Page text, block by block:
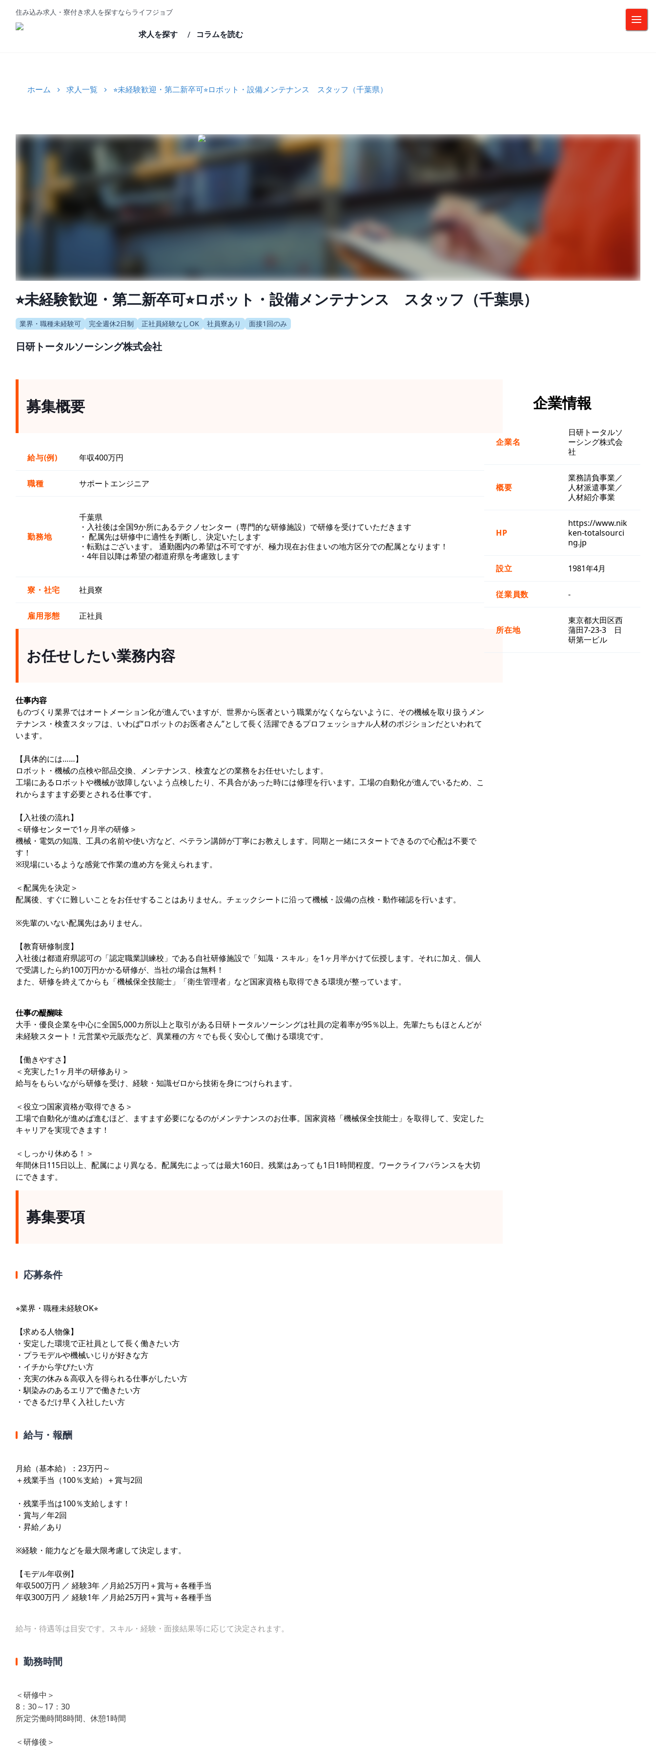
住み込み求人・寮付き求人を探すならライフジョブ
求人を探す / コラムを読む
ホーム 求人一覧 ⭐︎未経験歓迎・第二新卒可⭐︎ロボット・設備メンテナンス スタッフ（千葉県）
⭐︎未経験歓迎・第二新卒可⭐︎ロボット・設備メンテナンス スタッフ（千葉県）
業界・職種未経験可 完全週休2日制 正社員経験なしOK 社員寮あり 面接1回のみ
日研トータルソーシング株式会社
募集概要
給与(例) 年収400万円
職種 サポートエンジニア
勤務地
千葉県
・入社後は全国9か所にあるテクノセンター（専門的な研修施設）で研修を受けていただきます
・ 配属先は研修中に適性を判断し、決定いたします
・転勤はございます。 通勤圏内の希望は不可ですが、極力現在お住まいの地方区分での配属となります！
・4年目以降は希望の都道府県を考慮致します
寮・社宅 社員寮
雇用形態 正社員
お任せしたい業務内容
仕事内容
ものづくり業界ではオートメーション化が進んでいますが、世界から医者という職業がなくならないように、その機械を取り扱うメン
テナンス・検査スタッフは、いわば“ロボットのお医者さん”として長く活躍できるプロフェッショナル人材のポジションだといわれて
います。
【具体的には……】
ロボット・機械の点検や部品交換、メンテナンス、検査などの業務をお任せいたします。
工場にあるロボットや機械が故障しないよう点検したり、不具合があった時には修理を行います。工場の自動化が進んでいるため、こ
れからますます必要とされる仕事です。
【入社後の流れ】
＜研修センターで1ヶ月半の研修＞
機械・電気の知識、工具の名前や使い方など、ベテラン講師が丁寧にお教えします。同期と一緒にスタートできるので心配は不要で
す！
※現場にいるような感覚で作業の進め方を覚えられます。
＜配属先を決定＞
配属後、すぐに難しいことをお任せすることはありません。チェックシートに沿って機械・設備の点検・動作確認を行います。
※先輩のいない配属先はありません。
【教育研修制度】
入社後は都道府県認可の「認定職業訓練校」である自社研修施設で「知識・スキル」を1ヶ月半かけて伝授します。それに加え、個人
で受講したら約100万円かかる研修が、当社の場合は無料！
また、研修を終えてからも「機械保全技能士」「衛生管理者」など国家資格も取得できる環境が整っています。
仕事の醍醐味
大手・優良企業を中心に全国5,000カ所以上と取引がある日研トータルソーシングは社員の定着率が95％以上。先輩たちもほとんどが
未経験スタート！元営業や元販売など、異業種の方々でも長く安心して働ける環境です。
【働きやすさ】
＜充実した1ヶ月半の研修あり＞
給与をもらいながら研修を受け、経験・知識ゼロから技術を身につけられます。
＜役立つ国家資格が取得できる＞
工場で自動化が進めば進むほど、ますます必要になるのがメンテナンスのお仕事。国家資格「機械保全技能士」を取得して、安定した
キャリアを実現できます！
＜しっかり休める！＞
年間休日115日以上、配属により異なる。配属先によっては最大160日。残業はあっても1日1時間程度。ワークライフバランスを大切
にできます。
募集要項
応募条件
⭐︎業界・職種未経験OK⭐︎
【求める人物像】
・安定した環境で正社員として長く働きたい方
・プラモデルや機械いじりが好きな方
・イチから学びたい方
・充実の休み＆高収入を得られる仕事がしたい方
・馴染みのあるエリアで働きたい方
・できるだけ早く入社したい方
給与・報酬
月給（基本給）：23万円～
＋残業手当（100％支給）＋賞与2回
・残業手当は100％支給します！
・賞与／年2回
・昇給／あり
※経験・能力などを最大限考慮して決定します。
【モデル年収例】
年収500万円 ／ 経験3年 ／月給25万円＋賞与＋各種手当
年収300万円 ／ 経験1年 ／月給25万円＋賞与＋各種手当
給与・待遇等は目安です。スキル・経験・面接結果等に応じて決定されます。
勤務時間
＜研修中＞
8：30～17：30
所定労働時間8時間、休憩1時間
＜研修後＞
企業情報
企業名
日研トータルソ
ーシング株式会
社
概要
業務請負事業／
人材派遣事業／
人材紹介事業
HP
https://www.nik
ken-totalsourci
ng.jp
設立 1981年4月
従業員数 -
所在地
東京都大田区西
蒲田7-23-3 日
研第一ビル